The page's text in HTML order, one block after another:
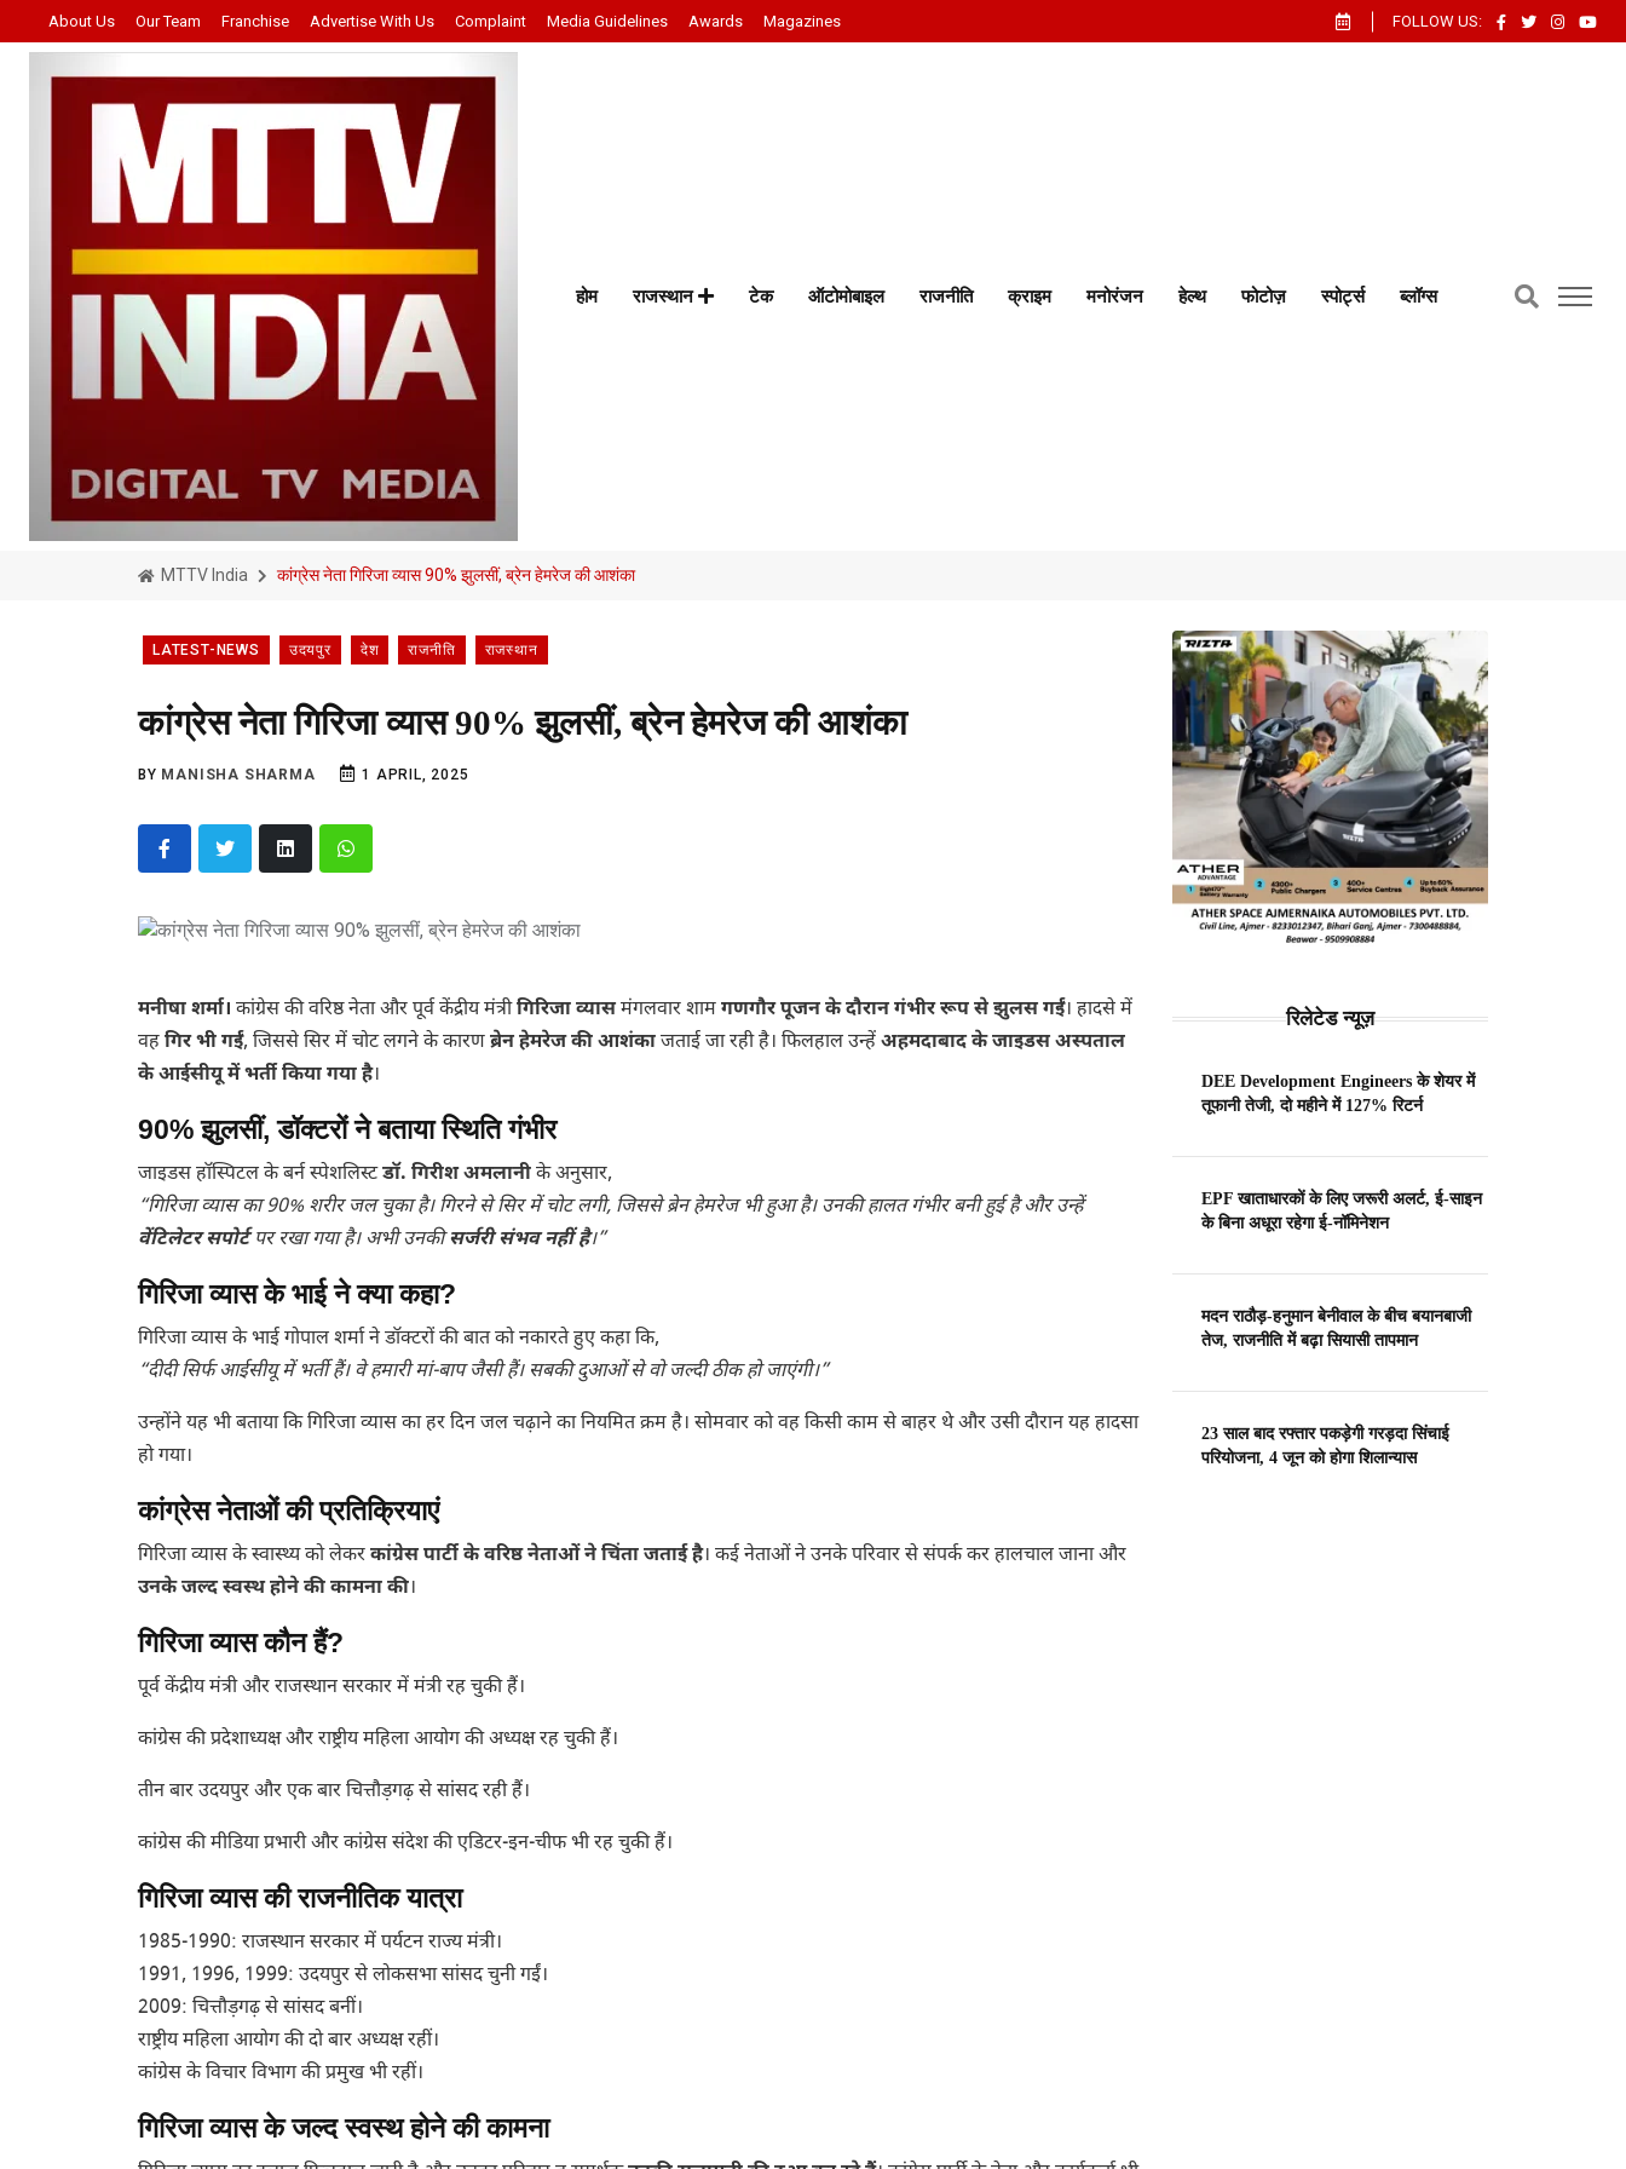
About Us Our Team Franchise Advertise With Us Complaint Media Guidelines Awards Magazines FOLLOW US:
होम राजस्थान टेक ऑटोमोबाइल राजनीति क्राइम मनोरंजन हेल्थ फोटोज़ स्पोर्ट्स ब्लॉग्स
MTTV India कांग्रेस नेता गिरिजा व्यास 90% झुलसीं, ब्रेन हेमरेज की आशंका
LATEST-NEWS उदयपुर देश राजनीति राजस्थान
कांग्रेस नेता गिरिजा व्यास 90% झुलसीं, ब्रेन हेमरेज की आशंका
BY MANISHA SHARMA 1 APRIL, 2025
मनीषा शर्मा। कांग्रेस की वरिष्ठ नेता और पूर्व केंद्रीय मंत्रीगिरिजा व्यासमंगलवार शामगणगौर पूजन के दौरान गंभीर रूप से झुलस गईं। हादसे में
वहगिर भी गईं, जिससे सिर में चोट लगने के कारणब्रेन हेमरेज की आशंकाजताई जा रही है। फिलहाल उन्हेंअहमदाबाद के जाइडस अस्पताल
के आईसीयू में भर्ती किया गया है।
90% झुलसीं, डॉक्टरों ने बताया स्थिति गंभीर
जाइडस हॉस्पिटल के बर्न स्पेशलिस्टडॉ. गिरीश अमलानीके अनुसार,
“गिरिजा व्यास का 90% शरीर जल चुका है। गिरने से सिर में चोट लगी, जिससे ब्रेन हेमरेज भी हुआ है। उनकी हालत गंभीर बनी हुई है और उन्हें
वेंटिलेटर सपोर्टपर रखा गया है। अभी उनकीसर्जरी संभव नहीं है।”
गिरिजा व्यास के भाई ने क्या कहा?
गिरिजा व्यास के भाई गोपाल शर्मा ने डॉक्टरों की बात को नकारते हुए कहा कि,
“दीदी सिर्फ आईसीयू में भर्ती हैं। वे हमारी मां-बाप जैसी हैं। सबकी दुआओं से वो जल्दी ठीक हो जाएंगी।”
उन्होंने यह भी बताया कि गिरिजा व्यास का हर दिन जल चढ़ाने का नियमित क्रम है। सोमवार को वह किसी काम से बाहर थे और उसी दौरान यह हादसा
हो गया।
कांग्रेस नेताओं की प्रतिक्रियाएं
गिरिजा व्यास के स्वास्थ्य को लेकरकांग्रेस पार्टी के वरिष्ठ नेताओं ने चिंता जताई है। कई नेताओं ने उनके परिवार से संपर्क कर हालचाल जाना और
उनके जल्द स्वस्थ होने की कामना की।
गिरिजा व्यास कौन हैं?
पूर्व केंद्रीय मंत्री और राजस्थान सरकार में मंत्री रह चुकी हैं।
कांग्रेस की प्रदेशाध्यक्ष और राष्ट्रीय महिला आयोग की अध्यक्ष रह चुकी हैं।
तीन बार उदयपुर और एक बार चित्तौड़गढ़ से सांसद रही हैं।
कांग्रेस की मीडिया प्रभारी और कांग्रेस संदेश की एडिटर-इन-चीफ भी रह चुकी हैं।
गिरिजा व्यास की राजनीतिक यात्रा
1985-1990: राजस्थान सरकार में पर्यटन राज्य मंत्री।
1991, 1996, 1999: उदयपुर से लोकसभा सांसद चुनी गईं।
2009: चित्तौड़गढ़ से सांसद बनीं।
राष्ट्रीय महिला आयोग की दो बार अध्यक्ष रहीं।
कांग्रेस के विचार विभाग की प्रमुख भी रहीं।
गिरिजा व्यास के जल्द स्वस्थ होने की कामना
रिलेटेड न्यूज़
DEE Development Engineers के शेयर में
तूफानी तेजी, दो महीने में 127% रिटर्न
EPF खाताधारकों के लिए जरूरी अलर्ट, ई-साइन
के बिना अधूरा रहेगा ई-नॉमिनेशन
मदन राठौड़-हनुमान बेनीवाल के बीच बयानबाजी
तेज, राजनीति में बढ़ा सियासी तापमान
23 साल बाद रफ्तार पकड़ेगी गरड़दा सिंचाई
परियोजना, 4 जून को होगा शिलान्यास